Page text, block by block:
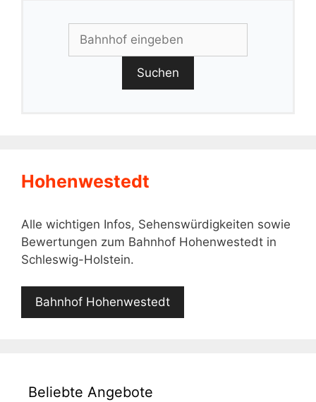
Suchen
Hohenwestedt
Alle wichtigen Infos, Sehenswürdigkeiten sowie
Bewertungen zum Bahnhof Hohenwestedt in
Schleswig-Holstein.
Bahnhof Hohenwestedt
Beliebte Angebote